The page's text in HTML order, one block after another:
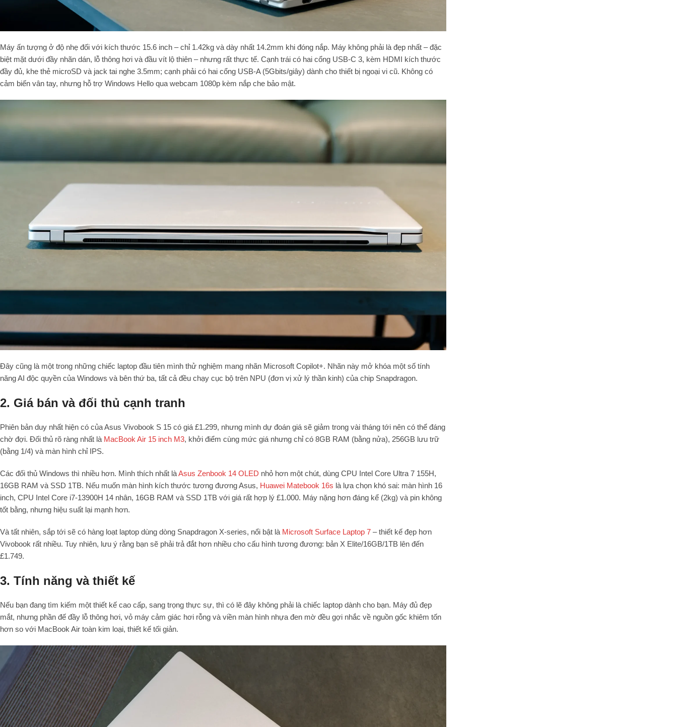
Máy ấn tượng ở độ nhẹ đối với kích thước 15.6 inch – chỉ 1.42kg và dày nhất 14.2mm khi đóng nắp. Máy không phải là đẹp nhất – đặc
biệt mặt dưới đầy nhãn dán, lỗ thông hơi và đầu vít lộ thiên – nhưng rất thực tế. Cạnh trái có hai cổng USB-C 3, kèm HDMI kích thước
đầy đủ, khe thẻ microSD và jack tai nghe 3.5mm; cạnh phải có hai cổng USB-A (5Gbits/giây) dành cho thiết bị ngoại vi cũ. Không có
cảm biến vân tay, nhưng hỗ trợ Windows Hello qua webcam 1080p kèm nắp che bảo mật.
Đây cũng là một trong những chiếc laptop đầu tiên mình thử nghiệm mang nhãn Microsoft Copilot+. Nhãn này mở khóa một số tính
năng AI độc quyền của Windows và bên thứ ba, tất cả đều chạy cục bộ trên NPU (đơn vị xử lý thần kinh) của chip Snapdragon.
2. Giá bán và đối thủ cạnh tranh
Phiên bản duy nhất hiện có của Asus Vivobook S 15 có giá £1.299, nhưng mình dự đoán giá sẽ giảm trong vài tháng tới nên có thể đáng
chờ đợi. Đối thủ rõ ràng nhất là MacBook Air 15 inch M3, khởi điểm cùng mức giá nhưng chỉ có 8GB RAM (bằng nửa), 256GB lưu trữ
(bằng 1/4) và màn hình chỉ IPS.
Các đối thủ Windows thì nhiều hơn. Mình thích nhất làAsus Zenbook 14 OLED nhỏ hơn một chút, dùng CPU Intel Core Ultra 7 155H,
16GB RAM và SSD 1TB. Nếu muốn màn hình kích thước tương đương Asus, Huawei Matebook 16s là lựa chọn khó sai: màn hình 16
inch, CPU Intel Core i7-13900H 14 nhân, 16GB RAM và SSD 1TB với giá rất hợp lý £1.000. Máy nặng hơn đáng kể (2kg) và pin không
tốt bằng, nhưng hiệu suất lại mạnh hơn.
Và tất nhiên, sắp tới sẽ có hàng loạt laptop dùng dòng Snapdragon X-series, nổi bật là Microsoft Surface Laptop 7 – thiết kế đẹp hơn
Vivobook rất nhiều. Tuy nhiên, lưu ý rằng bạn sẽ phải trả đắt hơn nhiều cho cấu hình tương đương: bản X Elite/16GB/1TB lên đến
£1.749.
3. Tính năng và thiết kế
Nếu bạn đang tìm kiếm một thiết kế cao cấp, sang trọng thực sự, thì có lẽ đây không phải là chiếc laptop dành cho bạn. Máy đủ đẹp
mắt, nhưng phần đế đầy lỗ thông hơi, vỏ máy cảm giác hơi rỗng và viền màn hình nhựa đen mờ đều gợi nhắc về nguồn gốc khiêm tốn
hơn so với MacBook Air toàn kim loại, thiết kế tối giản.